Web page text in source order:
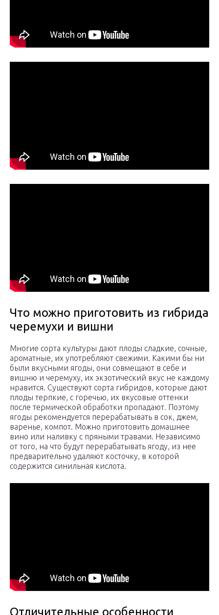
Что можно приготовить из гибрида
черемухи и вишни
Многие сорта культуры дают плоды сладкие, сочные,
ароматные, их употребляют свежими. Какими бы ни
были вкусными ягоды, они совмещают в себе и
вишню и черемуху, их экзотический вкус не каждому
нравится. Существуют сорта гибридов, которые дают
плоды терпкие, с горечью, их вкусовые оттенки
после термической обработки пропадают. Поэтому
ягоды рекомендуется перерабатывать в сок, джем,
варенье, компот. Можно приготовить домашнее
вино или наливку с пряными травами. Независимо
от того, на что будут перерабатывать ягоду, из нее
предварительно удаляют косточку, в которой
содержится синильная кислота.
Отличительные особенности